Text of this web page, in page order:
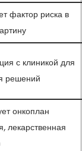
фактор риска в
с клиникой для
решений
онкоплан
лекарственная